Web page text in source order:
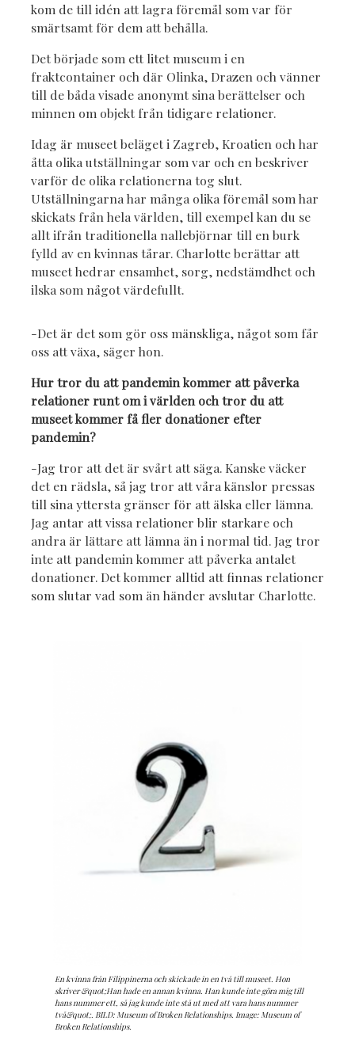
kom de till idén att lagra föremål som var för
smärtsamt för dem att behålla.
Det började som ett litet museum i en
fraktcontainer och där Olinka, Drazen och vänner
till de båda visade anonymt sina berättelser och
minnen om objekt från tidigare relationer.
Idag är museet beläget i Zagreb, Kroatien och har
åtta olika utställningar som var och en beskriver
varför de olika relationerna tog slut.
Utställningarna har många olika föremål som har
skickats från hela världen, till exempel kan du se
allt ifrån traditionella nallebjörnar till en burk
fylld av en kvinnas tårar. Charlotte berättar att
museet hedrar ensamhet, sorg, nedstämdhet och
ilska som något värdefullt.
-Det är det som gör oss mänskliga, något som får
oss att växa, säger hon.
Hur tror du att pandemin kommer att påverka
relationer runt om i världen och tror du att
museet kommer få fler donationer efter
pandemin?
-Jag tror att det är svårt att säga. Kanske väcker
det en rädsla, så jag tror att våra känslor pressas
till sina yttersta gränser för att älska eller lämna.
Jag antar att vissa relationer blir starkare och
andra är lättare att lämna än i normal tid. Jag tror
inte att pandemin kommer att påverka antalet
donationer. Det kommer alltid att finnas relationer
som slutar vad som än händer avslutar Charlotte.
exflickvännens möbler som hon lämnat efter sig efter att hon dumpat
han BILD: Museum of Broken Relationships. Image: Museum of Broken
Relationships.
En kvinna från Filippinerna och skickade in en två till museet. Hon
skriver &quot;Han hade en annan kvinna. Han kunde inte göra mig till
hans nummer ett, så jag kunde inte stå ut med att vara hans nummer
två&quot;. BILD: Museum of Broken Relationships. Image: Museum of
Broken Relationships.